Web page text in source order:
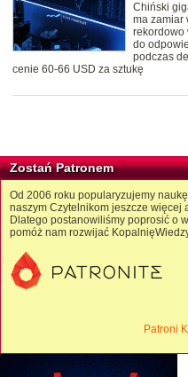
Chiński
ma zamiar
rekordowo
do
podczas
cenie 60-66 USD za sztukę
Zostań Patronem
Od 2006 roku popularyzujemy
naszym Czytelnikom jeszcze więcej
Dlatego postanowiliśmy poprosić o
pomóż nam rozwijać
Patroni